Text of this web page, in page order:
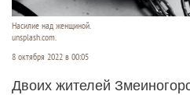
Насилие над женщиной.
unsplash.com.
8 октября 2022 в 00:05
Двоих жителей